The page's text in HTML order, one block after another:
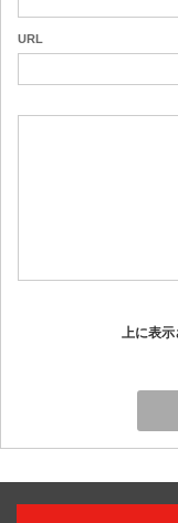
URL
上に表示